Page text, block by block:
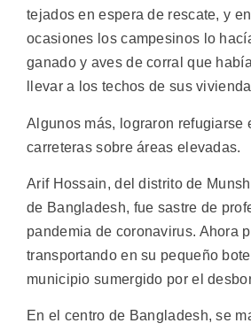
tejados en espera de rescate, y
ocasiones los campesinos lo
ganado y aves de corral que
llevar a los techos de sus
Algunos más, lograron refugiarse
carreteras sobre áreas elevadas.
Arif Hossain, del distrito de
de Bangladesh, fue sastre de
pandemia de coronavirus. Ahora
transportando en su pequeño
municipio sumergido por el
En el centro de Bangladesh, se